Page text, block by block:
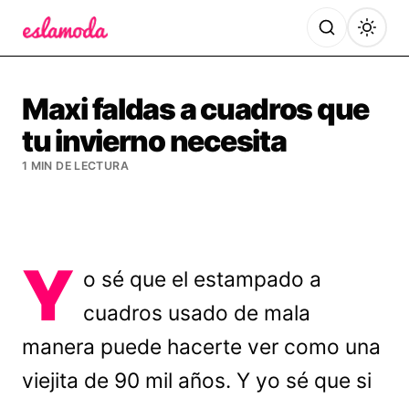
Maxi faldas a cuadros que
tu invierno necesita
1 MIN DE LECTURA
Y o sé que el estampado a
cuadros usado de mala
manera puede hacerte ver como una
viejita de 90 mil años. Y yo sé que si